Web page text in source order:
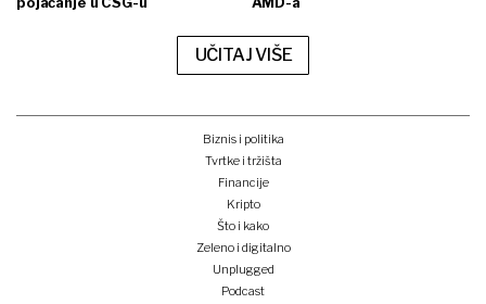
UČITAJ VIŠE
Biznis i politika
Tvrtke i tržišta
Financije
Kripto
Što i kako
Zeleno i digitalno
Unplugged
Podcast